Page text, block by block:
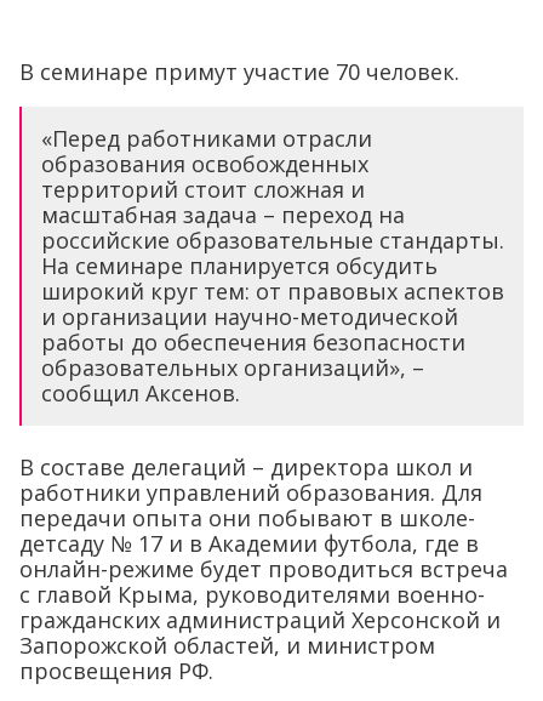
В семинаре примут участие 70 человек.
«Перед работниками отрасли
образования освобожденных
территорий стоит сложная и
масштабная задача – переход на
российские образовательные стандарты.
На семинаре планируется обсудить
широкий круг тем: от правовых аспектов
и организации научно-методической
работы до обеспечения безопасности
образовательных организаций», –
сообщил Аксенов.
В составе делегаций – директора школ и
работники управлений образования. Для
передачи опыта они побывают в школе-
детсаду № 17 и в Академии футбола, где в
онлайн-режиме будет проводиться встреча
с главой Крыма, руководителями военно-
гражданских администраций Херсонской и
Запорожской областей, и министром
просвещения РФ.